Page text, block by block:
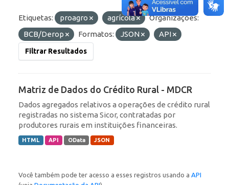
Etiquetas: proagro agrícola
Organizações:
BCB/Derop
Formatos: JSON API
Filtrar Resultados
Matriz de Dados do Crédito Rural - MDCR
Dados agregados relativos a operações de crédito rural
registradas no sistema Sicor, contratadas por
produtores rurais em instituições financeiras.
HTML API OData JSON
Você também pode ter acesso a esses registros usando a API